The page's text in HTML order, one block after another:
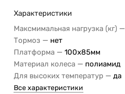
Характеристики
Максмимальная нагрузка (кг) —
Тормоз — нет
Платформа — 100x85мм
Материал колеса — полиамид
Для высоких температур — да
Все характеристики